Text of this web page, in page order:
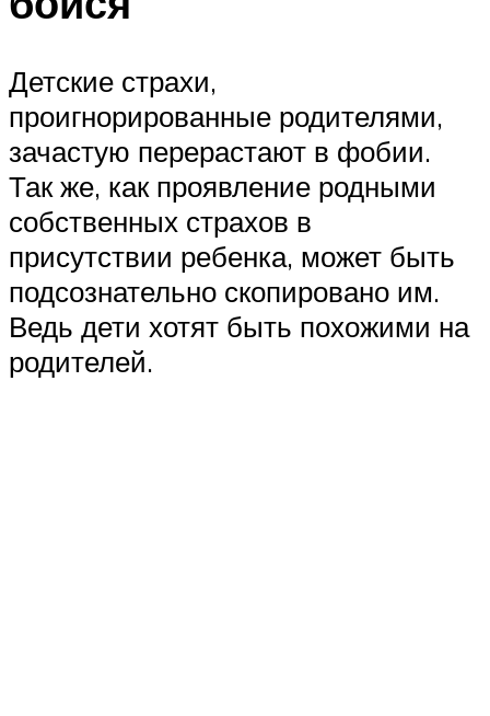
Детские страхи,
проигнорированные родителями,
зачастую перерастают в фобии.
Так же, как проявление родными
собственных страхов в
присутствии ребенка, может быть
подсознательно скопировано им.
Ведь дети хотят быть похожими на
родителей.